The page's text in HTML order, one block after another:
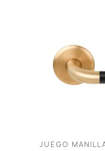
JUEGO